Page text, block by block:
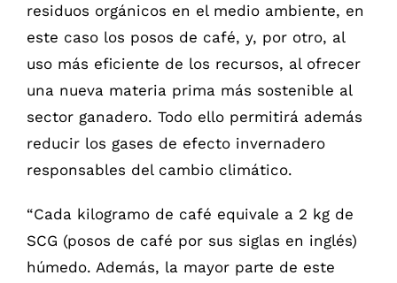
residuos orgánicos en el medio ambiente, en
este caso los posos de café, y, por otro, al
uso más eficiente de los recursos, al ofrecer
una nueva materia prima más sostenible al
sector ganadero. Todo ello permitirá además
reducir los gases de efecto invernadero
responsables del cambio climático.
“Cada kilogramo de café equivale a 2 kg de
SCG (posos de café por sus siglas en inglés)
húmedo. Además, la mayor parte de este